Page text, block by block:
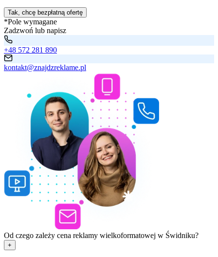
Tak, chcę bezpłatną ofertę
*Pole wymagane
Zadzwoń lub napisz
+48 572 281 890
kontakt@znajdzreklame.pl
Od czego zależy cena reklamy wielkoformatowej w Świdniku?
+